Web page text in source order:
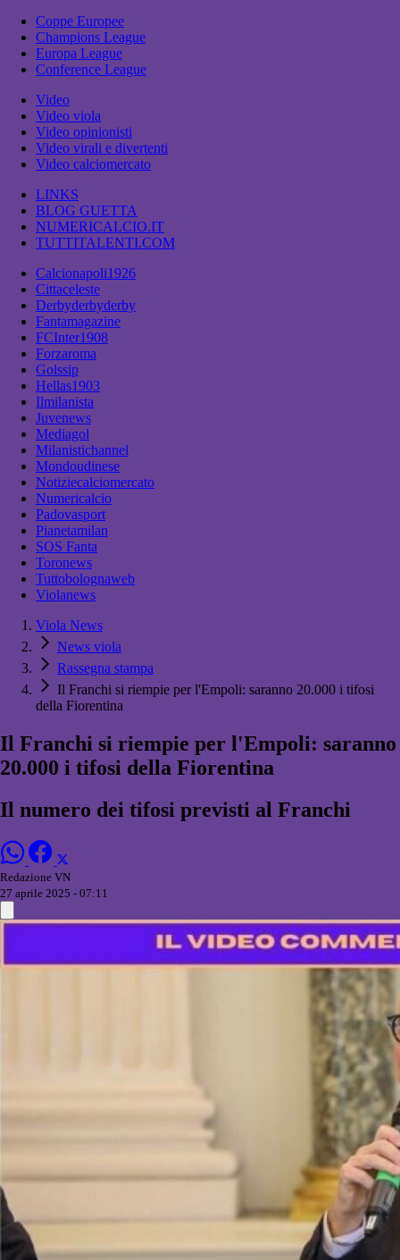
Coppe Europee
Champions League
Europa League
Conference League
Video
Video viola
Video opinionisti
Video virali e divertenti
Video calciomercato
LINKS
BLOG GUETTA
NUMERICALCIO.IT
TUTTITALENTI.COM
Calcionapoli1926
Cittaceleste
Derbyderbyderby
Fantamagazine
FCInter1908
Forzaroma
Golssip
Hellas1903
Ilmilanista
Juvenews
Mediagol
Milanistichannel
Mondoudinese
Notiziecalciomercato
Numericalcio
Padovasport
Pianetamilan
SOS Fanta
Toronews
Tuttobolognaweb
Violanews
Viola News
News viola
Rassegna stampa
Il Franchi si riempie per l'Empoli: saranno 20.000 i tifosi
della Fiorentina
Il Franchi si riempie per l'Empoli: saranno
20.000 i tifosi della Fiorentina
Il numero dei tifosi previsti al Franchi
Redazione VN
27 aprile 2025 - 07:11